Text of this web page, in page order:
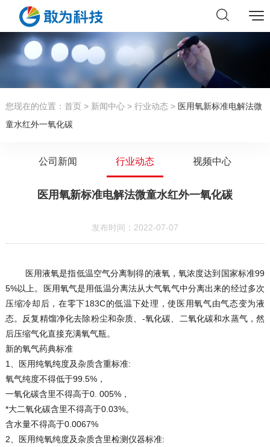
您现在的位置： 首页> 新闻中心> 行业动态> 医用氧新标准电解法微
童水红外一氧化碳
公司新闻 行业动态 视频中心
医用氧新标准电解法微童水红外一氧化碳
发布时间：2022-07-07
医用液氧是指低温空气分离制得的液氧，氧浓度达到国家标准99
5%以上。医用氧气是用低温分离法从大气氧气中分离出来的经过多次
压缩冷却后，在零下183C的低温下处理，使医用氧气由气态变为液
态。反复精馏净化去除粉尘和杂质、-氧化碳、二氧化碳和水蒸气，然
后压缩气化直接充满氧气瓶。
新的氧气药典标准
1、医用纯氧纯度及杂质含重标准:
氧气纯度不得低于99.5%，
一氧化碳含里不得高于0. 005%，
*大二氧化碳含里不得高于0.03%。
含水量不得高于0.0067%
2、医用纯氧纯度及杂质含里检测仪器标准: